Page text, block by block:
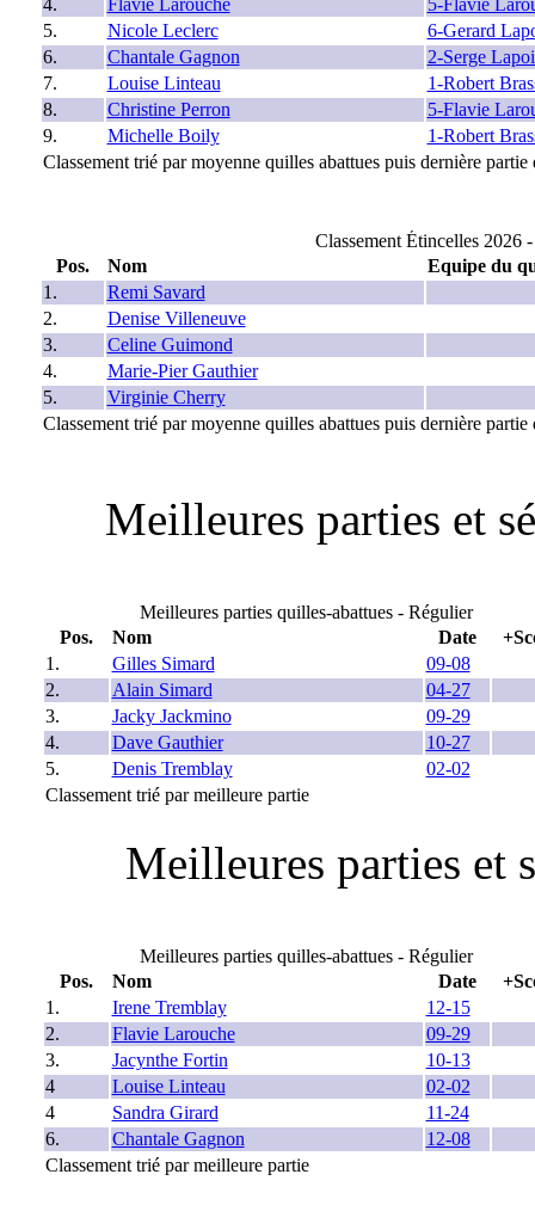
5.
Nicole Leclerc
6-Gerard
6.
Chantale Gagnon
2-Serge
7.
Louise Linteau
1-Robert
8.
Christine Perron
5-Flavie
9.
Michelle Boily
1-Robert
Classement trié par moyenne quilles abattues puis dernière
Classement Étincelles 2026
Pos.
Nom
Equipe du
1.
Remi Savard
2.
Denise Villeneuve
3.
Celine Guimond
4.
Marie-Pier Gauthier
5.
Virginie Cherry
Classement trié par moyenne quilles abattues puis dernière
Meilleures parties et
Meilleures parties quilles-abattues - Régulier
Pos.
Nom Date
1.
Gilles Simard
09-08
2.
Alain Simard
04-27
3.
Jacky Jackmino
09-29
4.
Dave Gauthier
10-27
5.
Denis Tremblay
02-02
Classement trié par meilleure partie
Meilleures parties et
Meilleures parties quilles-abattues - Régulier
Pos.
Nom Date
1.
Irene Tremblay
12-15
2.
Flavie Larouche
09-29
3.
Jacynthe Fortin
10-13
4
Louise Linteau
02-02
4
Sandra Girard
11-24
6.
Chantale Gagnon
12-08
Classement trié par meilleure partie